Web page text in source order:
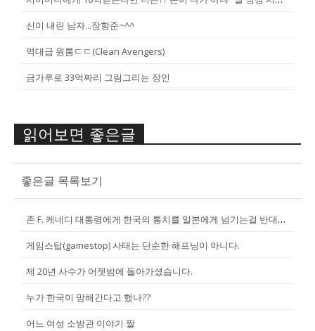
신이 내린 남자...장항준~^^
역대급 원룸ㄷㄷ(Clean Avengers)
금가루로 33억짜리 그림그리는 장인
읽어보면 좋은글
좋은글 목록보기
존 F. 케네디 대통령에게 한국의 통치를 일본에게 넘기는걸 반대한 펄벅 ...
게임스탑(gamestop) 사태는 단순한 해프닝이 아니다.
제 20년 사수가 어젯밤에 돌아가셨습니다.
누가 한국이 망해간다고 했나??
어느 여성 소방관 이야기 짤